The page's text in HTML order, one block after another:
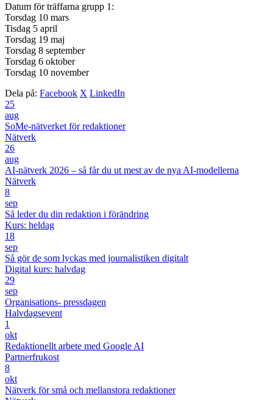
Datum för träffarna grupp 1:
Torsdag 10 mars
Tisdag 5 april
Torsdag 19 maj
Torsdag 8 september
Torsdag 6 oktober
Torsdag 10 november
Dela på: Facebook X LinkedIn
25
aug
SoMe-nätverket för redaktioner
Nätverk
26
aug
AI-nätverk 2026 – så får du ut mest av de nya AI-modellerna
Nätverk
8
sep
Så leder du din redaktion i förändring
Kurs: heldag
18
sep
Så gör de som lyckas med journalistiken digitalt
Digital kurs: halvdag
29
sep
Organisations- pressdagen
Halvdagsevent
1
okt
Redaktionellt arbete med Google AI
Partnerfrukost
8
okt
Nätverk för små och mellanstora redaktioner